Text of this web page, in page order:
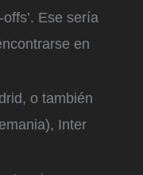
Ese sería
en
o también
Inter